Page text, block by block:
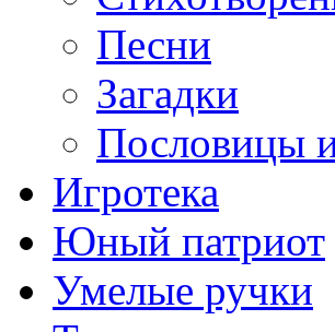
Песни
Загадки
Пословицы
Игротека
Юный патриот
Умелые ручки